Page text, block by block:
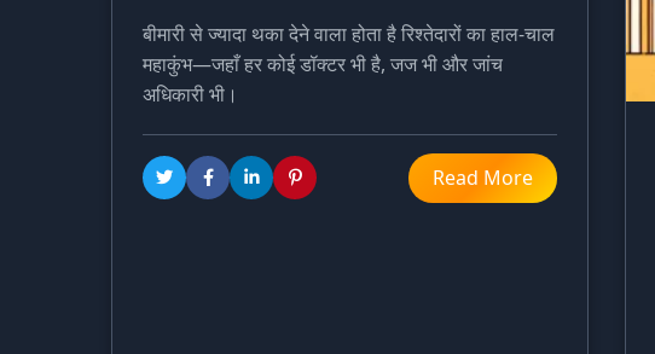
बीमारी से ज्यादा थका देने वाला होता है रिश्तेदारों का हाल-चाल
महाकुंभ—जहाँ हर कोई डॉक्टर भी है, जज भी और जांच
अधिकारी भी।
Read More